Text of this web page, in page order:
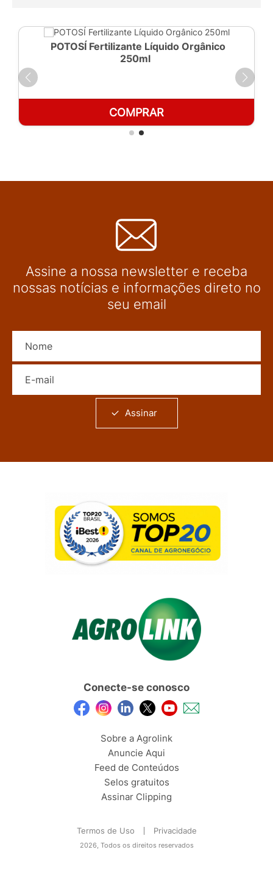
POTOSÍ Fertilizante Líquido Orgânico
250ml
COMPRAR
Assine a nossa newsletter e receba
nossas notícias e informações direto no
seu email
Assinar
Conecte-se conosco
Sobre a Agrolink
Anuncie Aqui
Feed de Conteúdos
Selos gratuitos
Assinar Clipping
Termos de Uso Privacidade
2026, Todos os direitos reservados